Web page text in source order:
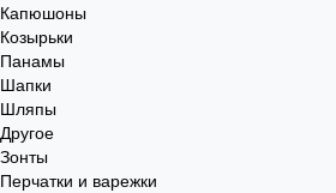
Капюшоны
Козырьки
Панамы
Шапки
Шляпы
Другое
Зонты
Перчатки и варежки